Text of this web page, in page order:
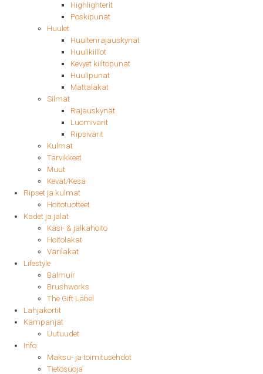
Highlighterit
Poskipunat
Huulet
Huultenrajauskynät
Huulikiillot
Kevyet kiiltopunat
Huulipunat
Mattalakat
Silmät
Rajauskynät
Luomivärit
Ripsivärit
Kulmat
Tarvikkeet
Muut
Kevät/Kesä
Ripset ja kulmat
Hoitotuotteet
Kädet ja jalat
Käsi- & jalkahoito
Hoitolakat
Värilakat
Lifestyle
Balmuir
Brushworks
The Gift Label
Lahjakortit
Kampanjat
Uutuudet
Info
Maksu- ja toimitusehdot
Tietosuoja